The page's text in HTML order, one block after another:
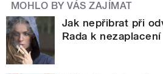
MOHLO BY VÁS ZAJÍMAT
Jak nepřibrat při
Rada k nezaplacení